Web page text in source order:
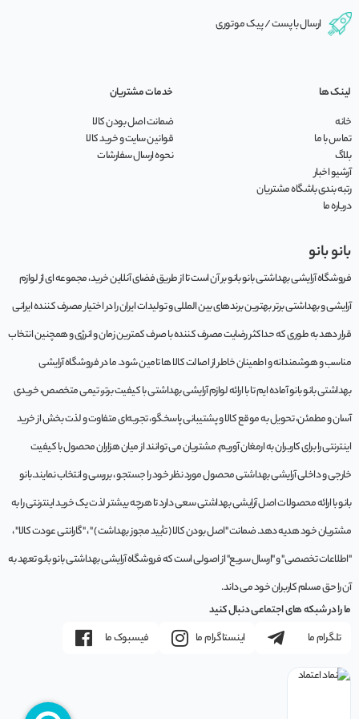
ارسال با پست / پیک موتوری
لینک ها
خانه
تماس با ما
بلاگ
آرشیو اخبار
رتبه بندی باشگاه مشتریان
درباره ما
خدمات مشتریان
ضمانت اصل بودن کالا
قوانین سایت و خرید کالا
نحوه ارسال سفارشات
بانو بانو
فروشگاه آرایشی بهداشتی بانو بانو بر آن است تا از طریق فضای آنلاین خرید، مجموعه‌ ای از لوازم
آرایشی و بهداشتی برتر بهترین برندهای بین المللی و تولیدات ایران را در اختیار مصرف کننده ایرانی
قرار دهد به طوری که حداکثر رضایت مصرف کننده با صرف کمترین زمان و انرژی و همچنین انتخاب
مناسب و هوشمندانه و اطمینان خاطر از اصالت کالا ها تامین شود. ما در فروشگاه آرایشی
بهداشتی بانو بانو آماده ایم تا با ارائه لوازم آرایشی بهداشتی با کیفیت برتر، تیمی متخصص، خریدی
آسان و مطمئن، تحویل به موقع کالا و پشتیبانی پاسخگو، تجربه‌ای متفاوت و لذت بخش از خرید
اینترنتی را برای کاربران به ارمغان آوریم. مشتريان می توانند از ميان هزاران محصول با کيفيت
خارجی و داخلی آرایشی بهداشتی محصول مورد نظر خود را جستجو ، بررسی و انتخاب نمايند.بانو
بانو با ارائه محصولات اصل آرایشی بهداشتی سعی دارد تا هرچه بیشتر لذت یک خرید اینترنتی را به
مشتریان خود هدیه دهد. ضمانت "اصل بودن کالا ( تأیید مجوز بهداشت ) " ، "گارانتی عودت کالا" ،
"اطلاعات تخصصی" و "ارسال سریع" از اصولی است که فروشگاه آرایشی بهداشتی بانو بانو تعهد به
آن را حق مسلم کاربران خود می داند.
ما را در شبکه های اجتماعی دنبال کنید
تلگرام ما
اینستاگرام ما فیسبوک ما